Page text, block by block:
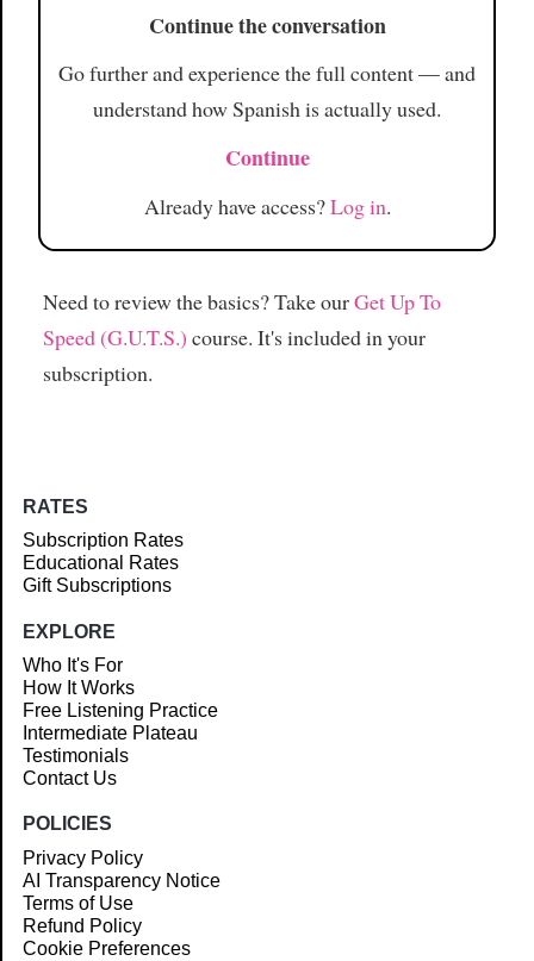
Continue the conversation
Go further and experience the full content — and
understand how Spanish is actually used.
Continue
Already have access?Log in.
Need to review the basics? Take ourGet Up To
Speed (G.U.T.S.) course. It's included in your
subscription.
RATES
Subscription Rates
Educational Rates
Gift Subscriptions
EXPLORE
Who It's For
How It Works
Free Listening Practice
Intermediate Plateau
Testimonials
Contact Us
POLICIES
Privacy Policy
AI Transparency Notice
Terms of Use
Refund Policy
Cookie Preferences